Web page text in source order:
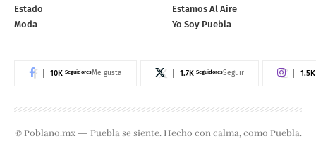
Estado
Moda
Estamos Al Aire
Yo Soy Puebla
10K SeguidoresMe gusta 1.7K SeguidoresSeguir 1.5K
© Poblano.mx — Puebla se siente. Hecho con calma, como Puebla.